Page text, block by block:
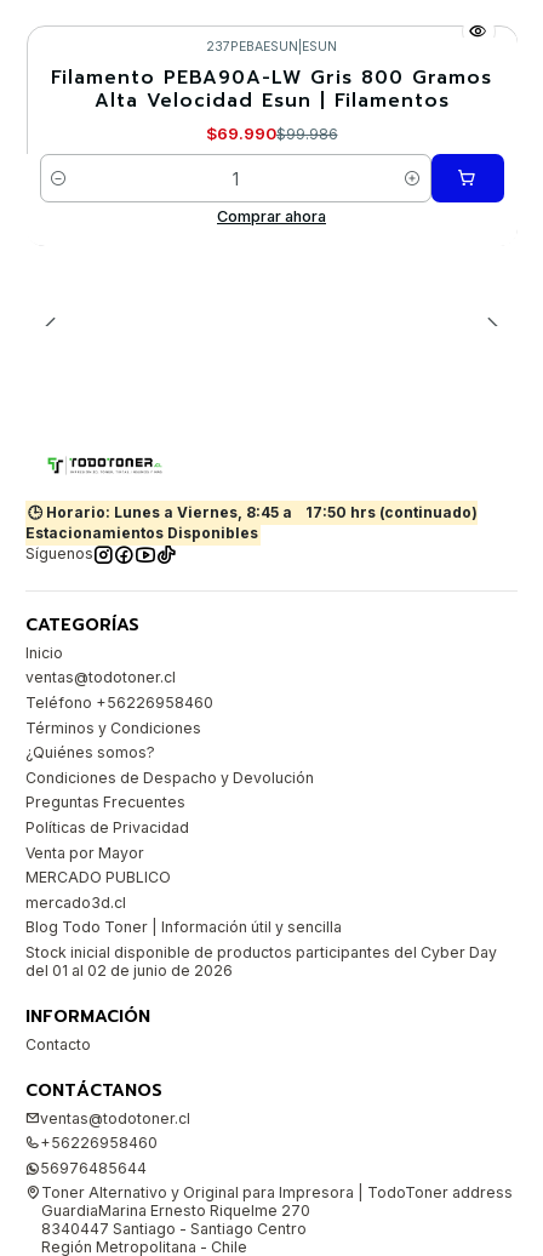
-30%
237PEBAESUN ESUN
Filamento PEBA90A-LW Gris 800 Gramos
Alta Velocidad Esun | Filamentos
$69.990$99.986
Cantidad
Comprar ahora
🕒 Horario: Lunes a Viernes, 8:45 a
17:50 hrs (continuado)
Estacionamientos Disponibles
Síguenos
CATEGORÍAS
Inicio
ventas@todotoner.cl
Teléfono +56226958460
Términos y Condiciones
¿Quiénes somos?
Condiciones de Despacho y Devolución
Preguntas Frecuentes
Políticas de Privacidad
Venta por Mayor
MERCADO PUBLICO
mercado3d.cl
Blog Todo Toner | Información útil y sencilla
Stock inicial disponible de productos participantes del Cyber Day
del 01 al 02 de junio de 2026
INFORMACIÓN
Contacto
CONTÁCTANOS
ventas@todotoner.cl
+56226958460
56976485644
Toner Alternativo y Original para Impresora | TodoToner address
GuardiaMarina Ernesto Riquelme 270
8340447 Santiago - Santiago Centro
Región Metropolitana - Chile